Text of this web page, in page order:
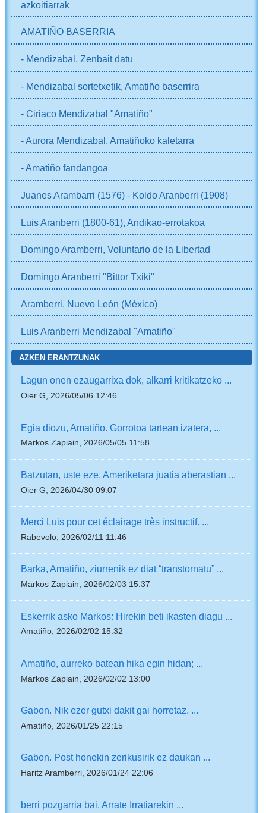
azkoitiarrak
AMATIÑO BASERRIA
- Mendizabal. Zenbait datu
- Mendizabal sortetxetik, Amatiño baserrira
- Ciriaco Mendizabal "Amatiño"
- Aurora Mendizabal, Amatiñoko kaletarra
- Amatiño fandangoa
Juanes Arambarri (1576) - Koldo Aranberri (1908)
Luis Aranberri (1800-61), Andikao-errotakoa
Domingo Aramberri, Voluntario de la Libertad
Domingo Aranberri "Bittor Txiki"
Aramberri. Nuevo León (México)
Luis Aranberri Mendizabal "Amatiño"
AZKEN ERANTZUNAK
Lagun onen ezaugarrixa dok, alkarri kritikatzeko ...
Oier G, 2026/05/06 12:46
Egia diozu, Amatiño. Gorrotoa tartean izatera, ...
Markos Zapiain, 2026/05/05 11:58
Batzutan, uste eze, Ameriketara juatia aberastian ...
Oier G, 2026/04/30 09:07
Merci Luis pour cet éclairage très instructif. ...
Rabevolo, 2026/02/11 11:46
Barka, Amatiño, ziurrenik ez diat “transtornatu” ...
Markos Zapiain, 2026/02/03 15:37
Eskerrik asko Markos: Hirekin beti ikasten diagu ...
Amatiño, 2026/02/02 15:32
Amatiño, aurreko batean hika egin hidan; ...
Markos Zapiain, 2026/02/02 13:00
Gabon. Nik ezer gutxi dakit gai horretaz. ...
Amatiño, 2026/01/25 22:15
Gabon. Post honekin zerikusirik ez daukan ...
Haritz Aramberri, 2026/01/24 22:06
berri pozgarria bai. Arrate Irratiarekin ...